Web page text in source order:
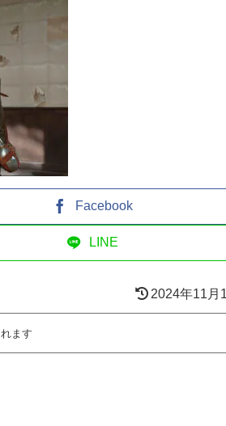
Facebook
LINE
2024年11月
ます